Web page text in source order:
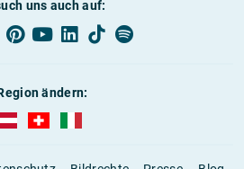
uns auch auf:
ändern:
AUBI-plus Österreich (deutsch)
AUBI-plus Schweiz (deutsch)
AUBI-plus Italien (deutsch)